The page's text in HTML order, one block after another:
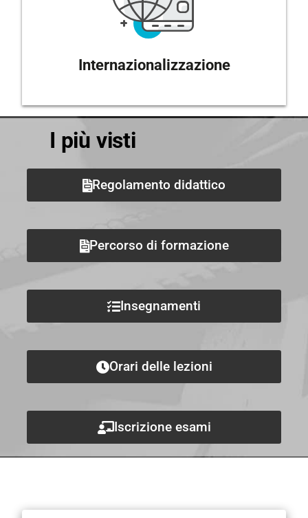
Internazionalizzazione
I più visti
Regolamento didattico
Percorso di formazione
Insegnamenti
Orari delle lezioni
Iscrizione esami